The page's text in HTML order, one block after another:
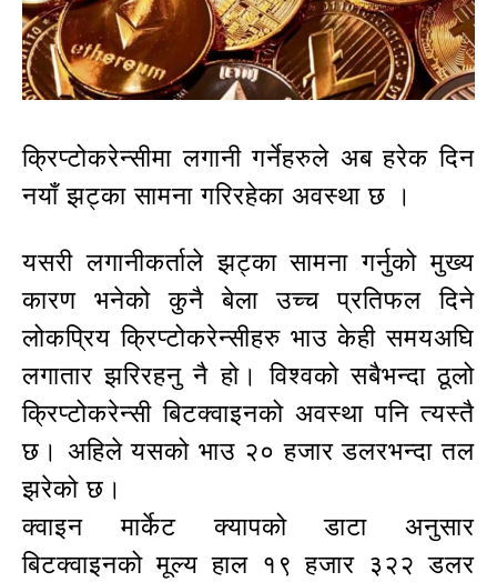
क्रिप्टोकरेन्सीमा लगानी गर्नेहरुले अब हरेक दिन
नयाँ झट्का सामना गरिरहेका अवस्था छ ।
यसरी लगानीकर्ताले झट्का सामना गर्नुको मुख्य
कारण भनेको कुनै बेला उच्च प्रतिफल दिने
लोकप्रिय क्रिप्टोकरेन्सीहरु भाउ केही समयअघि
लगातार झरिरहनु नै हो। विश्वको सबैभन्दा ठूलो
क्रिप्टोकरेन्सी बिटक्वाइनको अवस्था पनि त्यस्तै
छ। अहिले यसको भाउ २० हजार डलरभन्दा तल
झरेको छ।
क्वाइन मार्केट क्यापको डाटा अनुसार
बिटक्वाइनको मूल्य हाल १९ हजार ३२२ डलर